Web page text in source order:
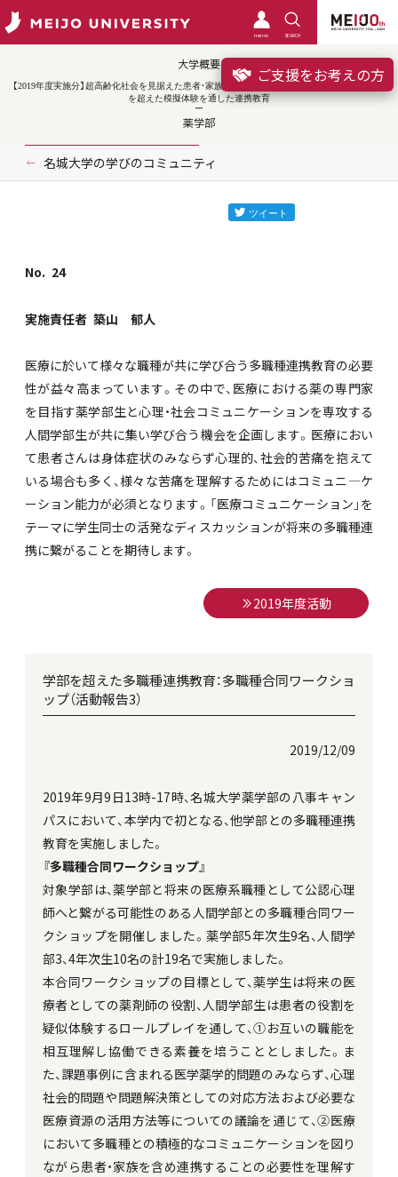
meimo SEARCH
ご支援をお考えの方
大学概要
【2019年度実施分】超高齢化社会を見据えた患者・家族との医療コミュニケーションの実践：学部
を超えた模擬体験を通した連携教育
薬学部
名城大学の学びのコミュニティ
No. 24
実施責任者 築山 郁人
医療に於いて様々な職種が共に学び合う多職種連携教育の必要
性が益々高まっています。その中で、医療における薬の専門家
を目指す薬学部生と心理・社会コミュニケーションを専攻する
人間学部生が共に集い学び合う機会を企画します。医療におい
て患者さんは身体症状のみならず心理的、社会的苦痛を抱えて
いる場合も多く、様々な苦痛を理解するためにはコミュニ―ケ
ーション能力が必須となります。「医療コミュニケーション」を
テーマに学生同士の活発なディスカッションが将来の多職種連
携に繋がることを期待します。
2019年度活動
学部を超えた多職種連携教育：多職種合同ワークショ
ップ（活動報告3）
2019/12/09
2019年9月9日13時-17時、名城大学薬学部の八事キャン
パスにおいて、本学内で初となる、他学部との多職種連携
教育を実施しました。
『多職種合同ワークショップ』
対象学部は、薬学部と将来の医療系職種として公認心理
師へと繋がる可能性のある人間学部との多職種合同ワー
クショップを開催しました。薬学部5年次生9名、人間学
部3、4年次生10名の計19名で実施しました。
本合同ワークショップの目標として、薬学生は将来の医
療者としての薬剤師の役割、人間学部生は患者の役割を
疑似体験するロールプレイを通して、①お互いの職能を
相互理解し協働できる素養を培うこととしました。ま
た、課題事例に含まれる医学薬学的問題のみならず、心理
社会的問題や問題解決策としての対応方法および必要な
医療資源の活用方法等についての議論を通じて、②医療
において多職種との積極的なコミュニケーションを図り
ながら患者・家族を含め連携することの必要性を理解す